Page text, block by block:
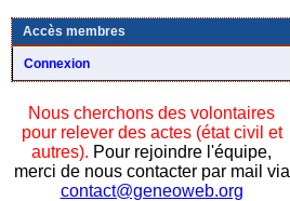
Accès membres
Connexion
Nous cherchons des volontaires
pour relever des actes (état civil et
autres). Pour rejoindre l'équipe,
merci de nous contacter par mail via
contact@geneoweb.org